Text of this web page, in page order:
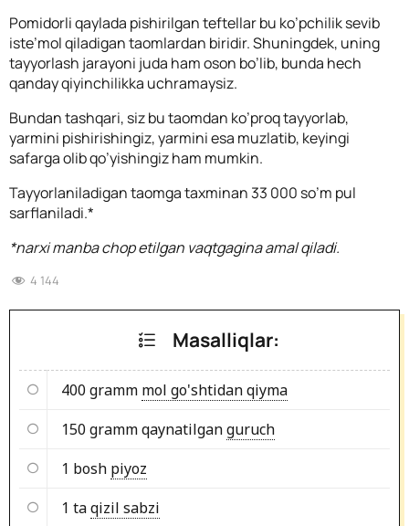
Pomidorli qaylada pishirilgan teftellar bu ko’pchilik sevib
iste’mol qiladigan taomlardan biridir. Shuningdek, uning
tayyorlash jarayoni juda ham oson bo’lib, bunda hech
qanday qiyinchilikka uchramaysiz.
Bundan tashqari, siz bu taomdan ko’proq tayyorlab,
yarmini pishirishingiz, yarmini esa muzlatib, keyingi
safarga olib qo’yishingiz ham mumkin.
Tayyorlaniladigan taomga taxminan 33 000 so’m pul
sarflaniladi.*
*narxi manba chop etilgan vaqtgagina amal qiladi.
4 144
Masalliqlar:
400 gramm mol go'shtidan qiyma
150 gramm qaynatilganguruch
1 bosh piyoz
1 taqizil sabzi